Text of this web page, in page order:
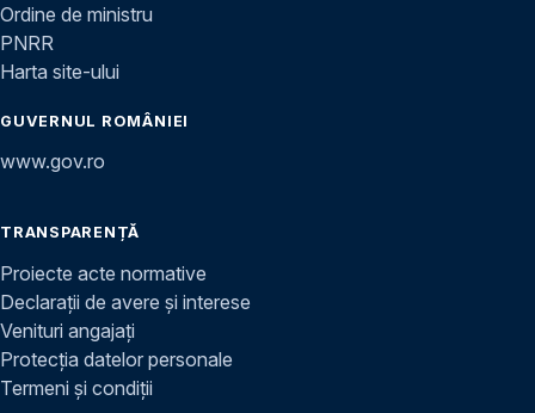
Ordine de ministru
PNRR
Harta site-ului
GUVERNUL ROMÂNIEI
www.gov.ro
TRANSPARENȚĂ
Proiecte acte normative
Declarații de avere și interese
Venituri angajați
Protecția datelor personale
Termeni și condiții